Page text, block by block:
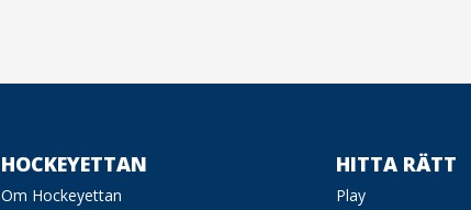
HOCKEYETTAN
Om Hockeyettan
HITTA RÄTT
Play